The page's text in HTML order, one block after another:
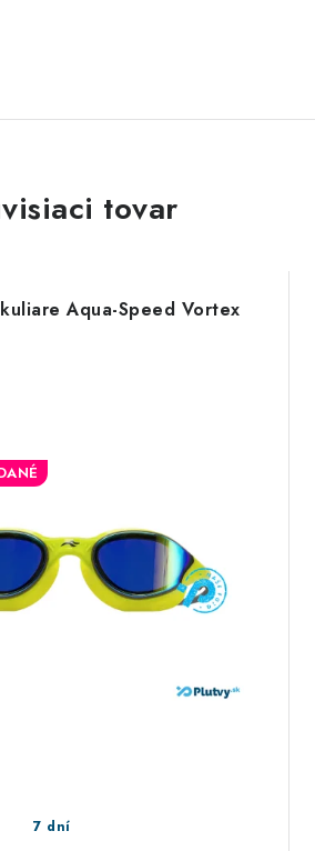
tovar
Aqua-Speed Vortex
7 dní